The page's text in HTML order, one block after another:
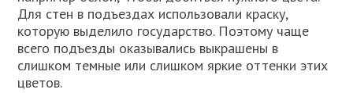
Для стен в подъездах использовали краску,
которую выделило государство. Поэтому чаще
всего подъезды оказывались выкрашены в
слишком темные или слишком яркие оттенки этих
цветов.